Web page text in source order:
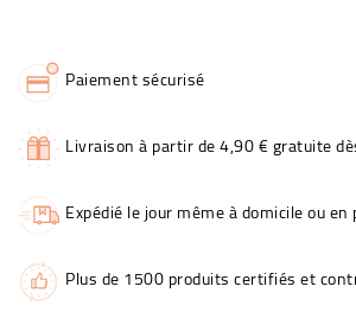
Paiement sécurisé
Livraison à partir de 4,90 € gratuite
Expédié le jour même à domicile ou
Plus de 1500 produits certifiés et